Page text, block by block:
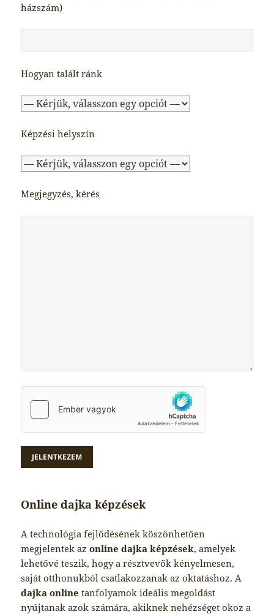
házszám)
Hogyan talált ránk
Képzési helyszín
Megjegyzés, kérés
Online dajka képzések
A technológia fejlődésének köszönhetően
megjelentek azonline dajka képzések, amelyek
lehetővé teszik, hogy a résztvevők kényelmesen,
saját otthonukból csatlakozzanak az oktatáshoz. A
dajka online tanfolyamok ideális megoldást
nyújtanak azok számára, akiknek nehézséget okoz a